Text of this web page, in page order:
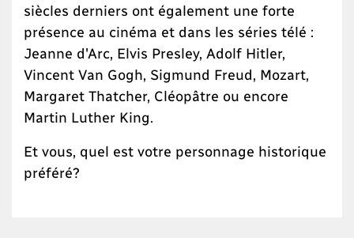
siècles derniers ont également une forte
présence au cinéma et dans les séries télé :
Jeanne d'Arc, Elvis Presley, Adolf Hitler,
Vincent Van Gogh, Sigmund Freud, Mozart,
Margaret Thatcher, Cléopâtre ou encore
Martin Luther King.
Et vous, quel est votre personnage historique
préféré?